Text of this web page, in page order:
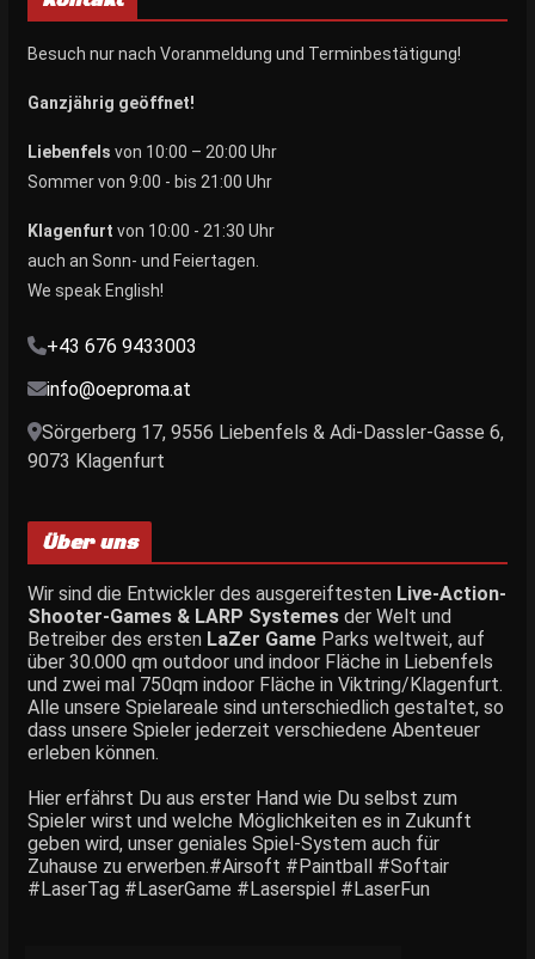
Besuch nur nach Voranmeldung und Terminbestätigung!
Ganzjährig geöffnet!
Liebenfels von 10:00 – 20:00 Uhr
Sommer von 9:00 - bis 21:00 Uhr
Klagenfurt von 10:00 - 21:30 Uhr
auch an Sonn- und Feiertagen.
We speak English!
+43 676 9433003
info@oeproma.at
Sörgerberg 17, 9556 Liebenfels & Adi-Dassler-Gasse 6,
9073 Klagenfurt
Über uns
Wir sind die Entwickler des ausgereiftesten Live-Action-
Shooter-Games & LARP Systemesder Welt und
Betreiber des ersten LaZer GameParks weltweit, auf
über 30.000 qm outdoor und indoor Fläche in Liebenfels
und zwei mal 750qm indoor Fläche in Viktring/Klagenfurt.
Alle unsere Spielareale sind unterschiedlich gestaltet, so
dass unsere Spieler jederzeit verschiedene Abenteuer
erleben können.
Hier erfährst Du aus erster Hand wie Du selbst zum
Spieler wirst und welche Möglichkeiten es in Zukunft
geben wird, unser geniales Spiel-System auch für
Zuhause zu erwerben.#Airsoft #Paintball #Softair
#LaserTag #LaserGame #Laserspiel #LaserFun